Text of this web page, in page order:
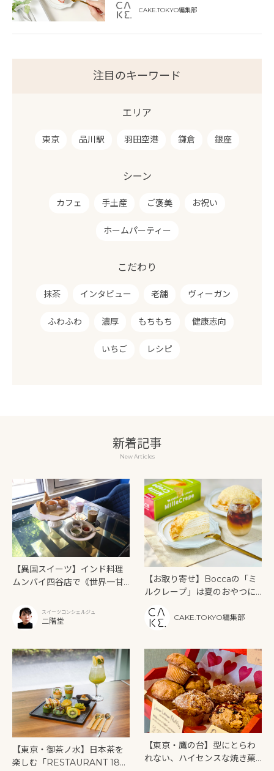
CAKE.TOKYO編集部
注目のキーワード
エリア
東京 品川駅 羽田空港 鎌倉 銀座
シーン
カフェ 手土産 ご褒美 お祝い
ホームパーティー
こだわり
抹茶 インタビュー 老舗 ヴィーガン
ふわふわ 濃厚 もちもち 健康志向
いちご レシピ
新着記事
New Articles
【異国スイーツ】インド料理
ムンバイ四谷店で《世界一甘
ー》を味わうスイーツコンシェルジュ
二階堂
【お取り寄せ】Boccaの「ミ
ルクレープ」は夏のおやつに
CAKE.TOKYO編集部
【東京・御茶ノ水】日本茶を
楽しむ「RESTAURANT 189
【東京・鷹の台】型にとらわ
れない、ハイセンスな焼き菓